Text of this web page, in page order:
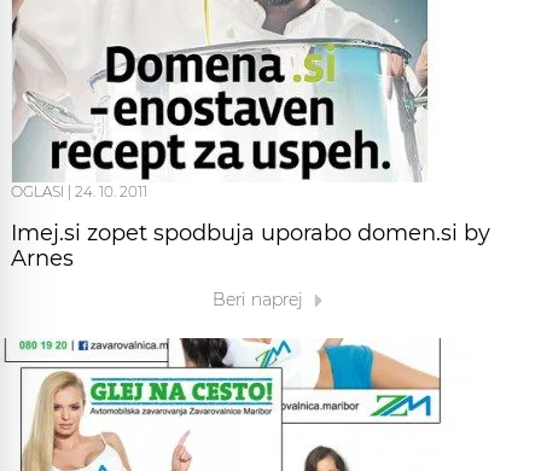
OGLASI 24. 10. 2011
Imej.si zopet spodbuja uporabo domen.si by
Arnes
Beri naprej